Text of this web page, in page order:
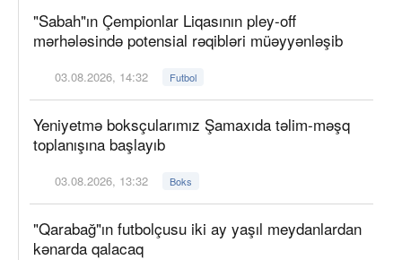
"Sabah"ın Çempionlar Liqasının pley-off
mərhələsində potensial rəqibləri müəyyənləşib
03.08.2026, 14:32 Futbol
Yeniyetmə boksçularımız Şamaxıda təlim-məşq
toplanışına başlayıb
03.08.2026, 13:32 Boks
"Qarabağ"ın futbolçusu iki ay yaşıl meydanlardan
kənarda qalacaq